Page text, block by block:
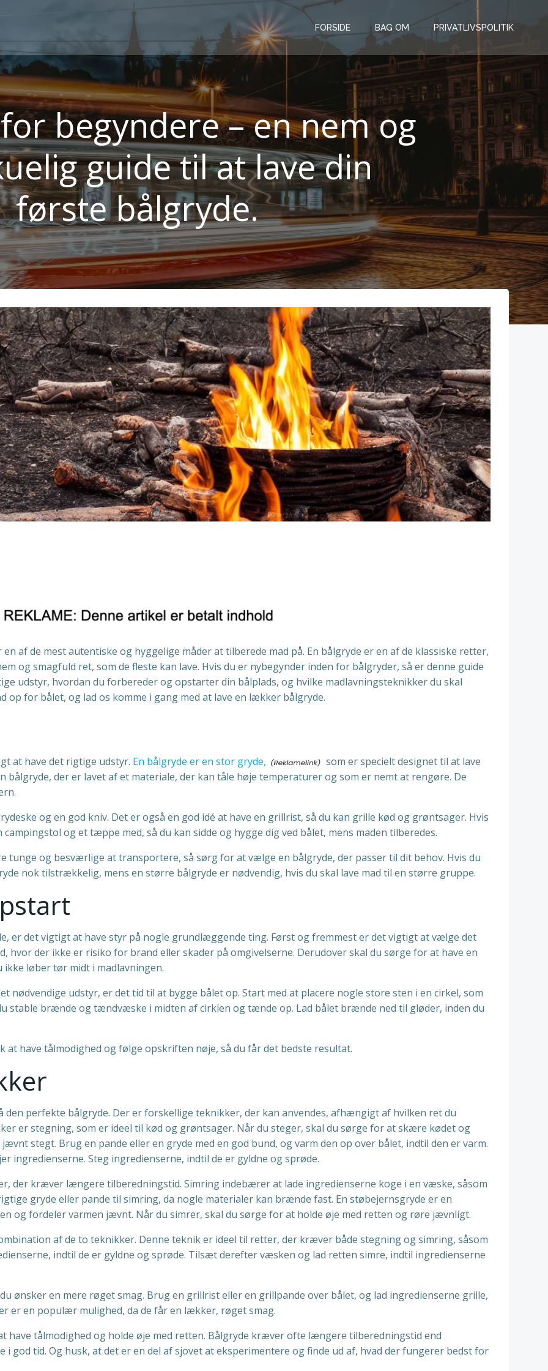
FORSIDE BAG OM PRIVATLIVSPOLITIK
begyndere – en nem og
guide til at lave din
første bålgryde.
af de mest autentiske og hyggelige måder at tilberede mad på. En bålgryde er en af de klassiske retter,
og smagfuld ret, som de fleste kan lave. Hvis du er nybegynder inden for bålgryder, så er denne guide
udstyr, hvordan du forbereder og opstarter din bålplads, og hvilke madlavningsteknikker du skal
for bålet, og lad os komme i gang med at lave en lækker bålgryde.
at have det rigtige udstyr. En bålgryde er en stor gryde,
som er specielt designet til at lave
bålgryde, der er lavet af et materiale, der kan tåle høje temperaturer og som er nemt at rengøre. De
og en god kniv. Det er også en god idé at have en grillrist, så du kan grille kød og grøntsager. Hvis
og et tæppe med, så du kan sidde og hygge dig ved bålet, mens maden tilberedes.
tunge og besværlige at transportere, så sørg for at vælge en bålgryde, der passer til dit behov. Hvis du
nok tilstrækkelig, mens en større bålgryde er nødvendig, hvis du skal lave mad til en større gruppe.
er det vigtigt at have styr på nogle grundlæggende ting. Først og fremmest er det vigtigt at vælge det
hvor der ikke er risiko for brand eller skader på omgivelserne. Derudover skal du sørge for at have en
løber tør midt i madlavningen.
nødvendige udstyr, er det tid til at bygge bålet op. Start med at placere nogle store sten i en cirkel, som
stable brænde og tændvæske i midten af cirklen og tænde op. Lad bålet brænde ned til gløder, inden du
at have tålmodighed og følge opskriften nøje, så du får det bedste resultat.
perfekte bålgryde. Der er forskellige teknikker, der kan anvendes, afhængigt af hvilken ret du
er stegning, som er ideel til kød og grøntsager. Når du steger, skal du sørge for at skære kødet og
stegt. Brug en pande eller en gryde med en god bund, og varm den op over bålet, indtil den er varm.
ingredienserne. Steg ingredienserne, indtil de er gyldne og sprøde.
der kræver længere tilberedningstid. Simring indebærer at lade ingredienserne koge i en væske, såsom
gryde eller pande til simring, da nogle materialer kan brænde fast. En støbejernsgryde er en
og fordeler varmen jævnt. Når du simrer, skal du sørge for at holde øje med retten og røre jævnligt.
af de to teknikker. Denne teknik er ideel til retter, der kræver både stegning og simring, såsom
indtil de er gyldne og sprøde. Tilsæt derefter væsken og lad retten simre, indtil ingredienserne
ønsker en mere røget smag. Brug en grillrist eller en grillpande over bålet, og lad ingredienserne grille,
er en populær mulighed, da de får en lækker, røget smag.
have tålmodighed og holde øje med retten. Bålgryde kræver ofte længere tilberedningstid end
god tid. Og husk, at det er en del af sjovet at eksperimentere og finde ud af, hvad der fungerer bedst for